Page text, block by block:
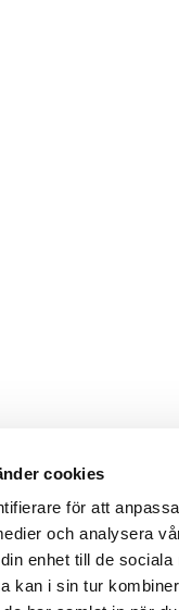
cookies
för att
och analysera
enhet till de
kan i sin tur